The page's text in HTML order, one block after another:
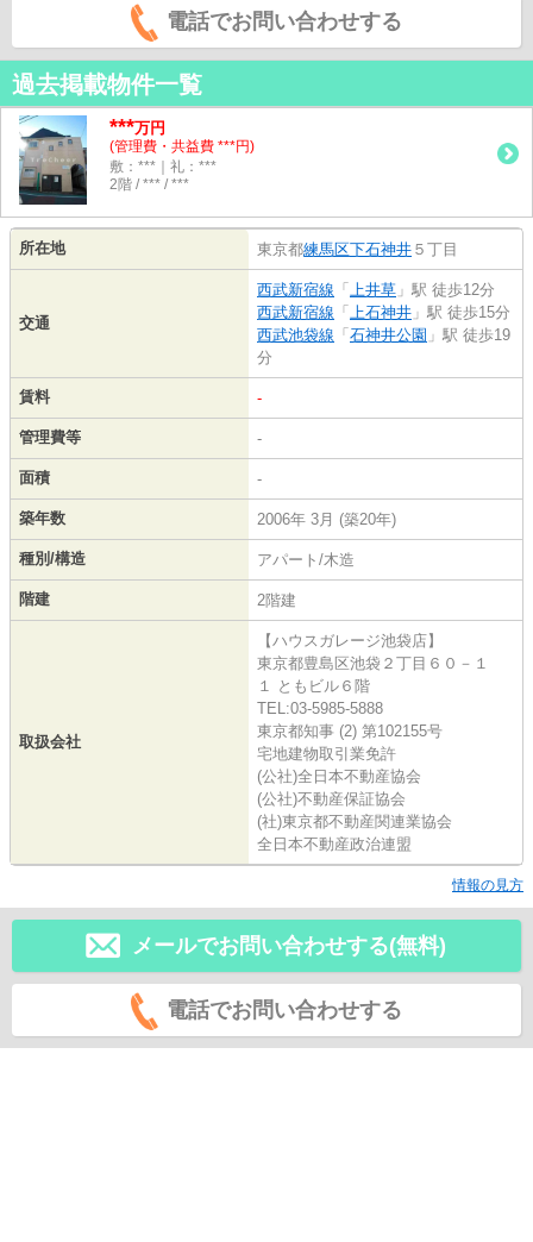
電話でお問い合わせする
過去掲載物件一覧
***万円
(管理費・共益費 ***円)
敷：***｜礼：***
2階 / *** / ***
所在地 東京都練馬区下石神井 ５丁目
交通
西武新宿線 「 上井草 」駅 徒歩12分
西武新宿線 「 上石神井 」駅 徒歩15分
西武池袋線 「 石神井公園 」駅 徒歩19
分
賃料 -
管理費等 -
面積 -
築年数 2006年 3月 (築20年)
種別/構造 アパート/木造
階建 2階建
取扱会社
【ハウスガレージ池袋店】
東京都豊島区池袋２丁目６０－１
１ ともビル６階
TEL:03-5985-5888
東京都知事 (2) 第102155号
宅地建物取引業免許
(公社)全日本不動産協会
(公社)不動産保証協会
(社)東京都不動産関連業協会
全日本不動産政治連盟
情報の見方
メールでお問い合わせする(無料)
電話でお問い合わせする